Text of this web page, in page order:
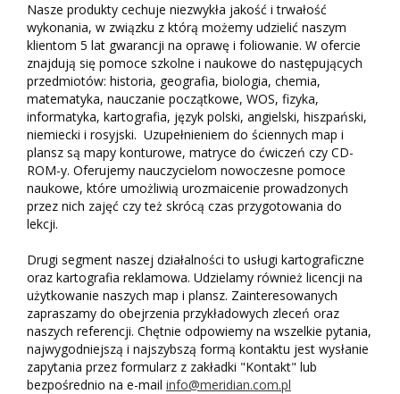
Nasze produkty cechuje niezwykła jakość i trwałość
wykonania, w związku z którą możemy udzielić naszym
klientom 5 lat gwarancji na oprawę i foliowanie. W ofercie
znajdują się pomoce szkolne i naukowe do następujących
przedmiotów: historia, geografia, biologia, chemia,
matematyka, nauczanie początkowe, WOS, fizyka,
informatyka, kartografia, język polski, angielski, hiszpański,
niemiecki i rosyjski. Uzupełnieniem do ściennych map i
plansz są mapy konturowe, matryce do ćwiczeń czy CD-
ROM-y. Oferujemy nauczycielom nowoczesne pomoce
naukowe, które umożliwią urozmaicenie prowadzonych
przez nich zajęć czy też skrócą czas przygotowania do
lekcji.
Drugi segment naszej działalności to usługi kartograficzne
oraz kartografia reklamowa. Udzielamy również licencji na
użytkowanie naszych map i plansz. Zainteresowanych
zapraszamy do obejrzenia przykładowych zleceń oraz
naszych referencji. Chętnie odpowiemy na wszelkie pytania,
najwygodniejszą i najszybszą formą kontaktu jest wysłanie
zapytania przez formularz z zakładki "Kontakt" lub
bezpośrednio na e-mail info@meridian.com.pl